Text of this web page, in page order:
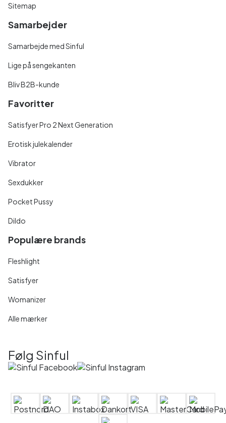
Sitemap
Samarbejder
Samarbejde med Sinful
Lige på sengekanten
Bliv B2B-kunde
Favoritter
Satisfyer Pro 2 Next Generation
Erotisk julekalender
Vibrator
Sexdukker
Pocket Pussy
Dildo
Populære brands
Fleshlight
Satisfyer
Womanizer
Alle mærker
Følg Sinful